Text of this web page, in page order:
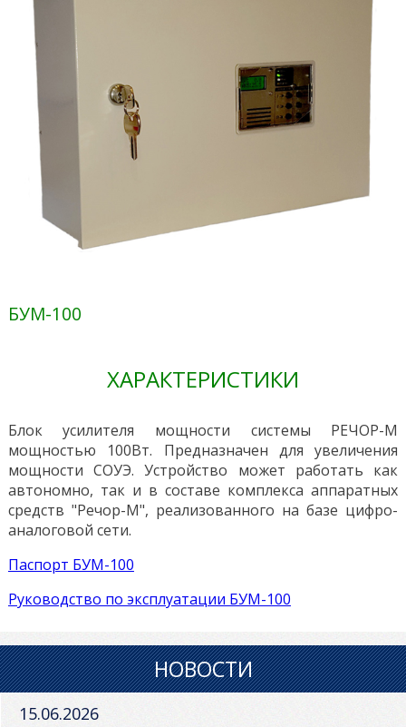
БУМ-100
ХАРАКТЕРИСТИКИ
Блок усилителя мощности системы РЕЧОР-М
мощностью 100Вт. Предназначен для увеличения
мощности СОУЭ. Устройство может работать как
автономно, так и в составе комплекса аппаратных
средств "Речор-М", реализованного на базе цифро-
аналоговой сети.
Паспорт БУМ-100
Руководство по эксплуатации БУМ-100
НОВОСТИ
15.06.2026